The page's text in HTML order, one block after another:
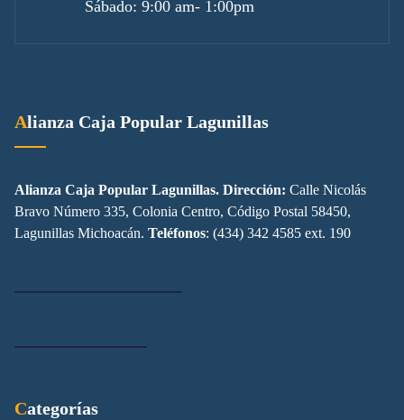
Sábado: 9:00 am- 1:00pm
Alianza Caja Popular Lagunillas
Alianza Caja Popular Lagunillas. Dirección: Calle Nicolás
Bravo Número 335, Colonia Centro, Código Postal 58450,
Lagunillas Michoacán. Teléfonos: (434) 342 4585 ext. 190
Categorías